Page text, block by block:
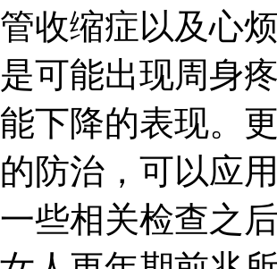
管收缩症以及心
是可能出现周身
能下降的表现。
的防治，可以应
一些相关检查之